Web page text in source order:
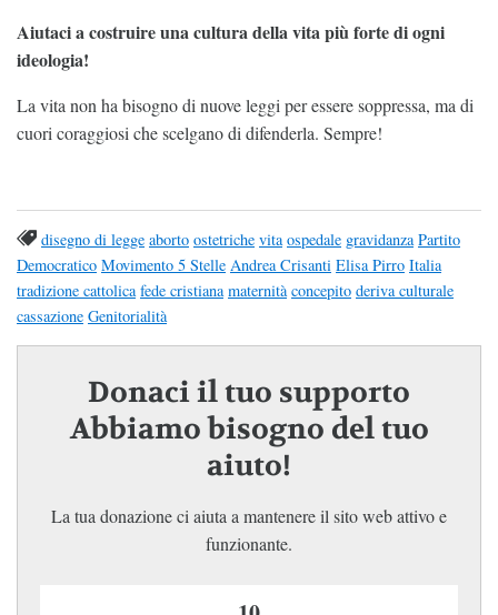
Aiutaci a costruire una cultura della vita più forte di ogni
ideologia!
La vita non ha bisogno di nuove leggi per essere soppressa, ma di
cuori coraggiosi che scelgano di difenderla. Sempre!
disegno di legge aborto ostetriche vita ospedale gravidanza Partito
Democratico Movimento 5 Stelle Andrea Crisanti Elisa Pirro Italia
tradizione cattolica fede cristiana maternità concepito deriva culturale
cassazione Genitorialità
Donaci il tuo supporto
Abbiamo bisogno del tuo
aiuto!
La tua donazione ci aiuta a mantenere il sito web attivo e
funzionante.